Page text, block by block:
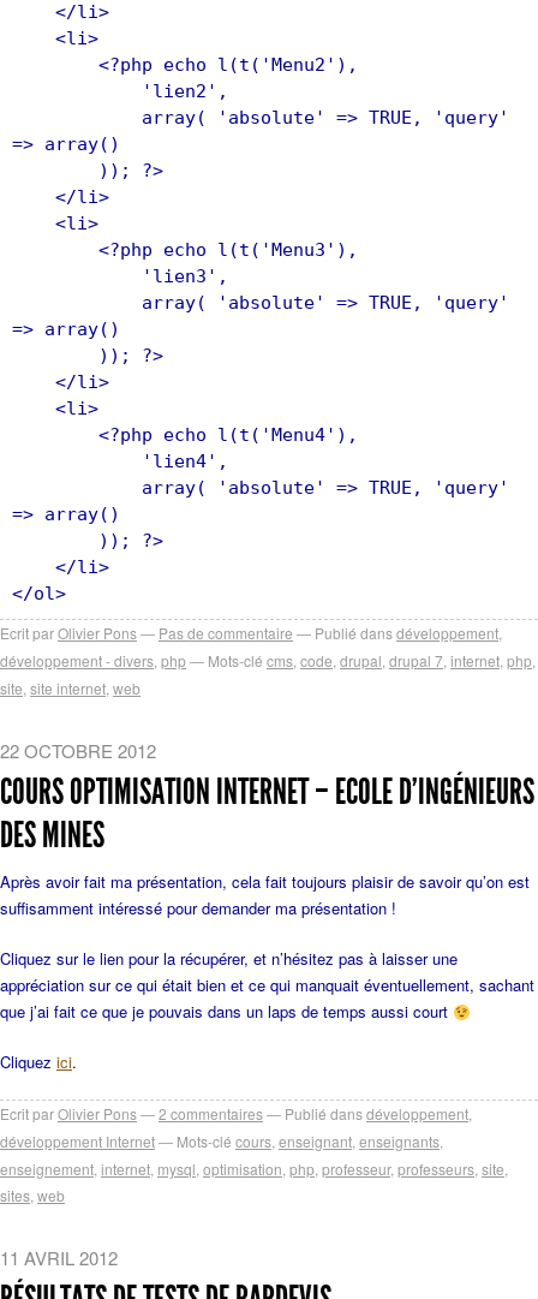
</li>
<li>
<?php echo l(t('Menu2'),
'lien2',
array( 'absolute' => TRUE, 'query'
=> array()
)); ?>
</li>
<li>
<?php echo l(t('Menu3'),
'lien3',
array( 'absolute' => TRUE, 'query'
=> array()
)); ?>
</li>
<li>
<?php echo l(t('Menu4'),
'lien4',
array( 'absolute' => TRUE, 'query'
=> array()
)); ?>
</li>
</ol>
Ecrit parOlivier Pons Pas de commentaire Publié dansdéveloppement
développement - divers php Mots-clé cms code drupal drupal 7 internet php
site site internet web
22 OCTOBRE 2012
COURS OPTIMISATION INTERNET – ECOLE D’INGÉNIEURS
DES MINES
Après avoir fait ma présentation, cela fait toujours plaisir de savoir qu’on est
suffisamment intéressé pour demander ma présentation !
Cliquez sur le lien pour la récupérer, et n’hésitez pas à laisser une
appréciation sur ce qui était bien et ce qui manquait éventuellement, sachant
que j’ai fait ce que je pouvais dans un laps de temps aussi court
Cliquez ici.
Ecrit parOlivier Pons 2 commentaires Publié dansdéveloppement
développement Internet
Mots-clé cours enseignant enseignants
enseignement internet mysql optimisation php professeur, professeurs site
sites web
11 AVRIL 2012